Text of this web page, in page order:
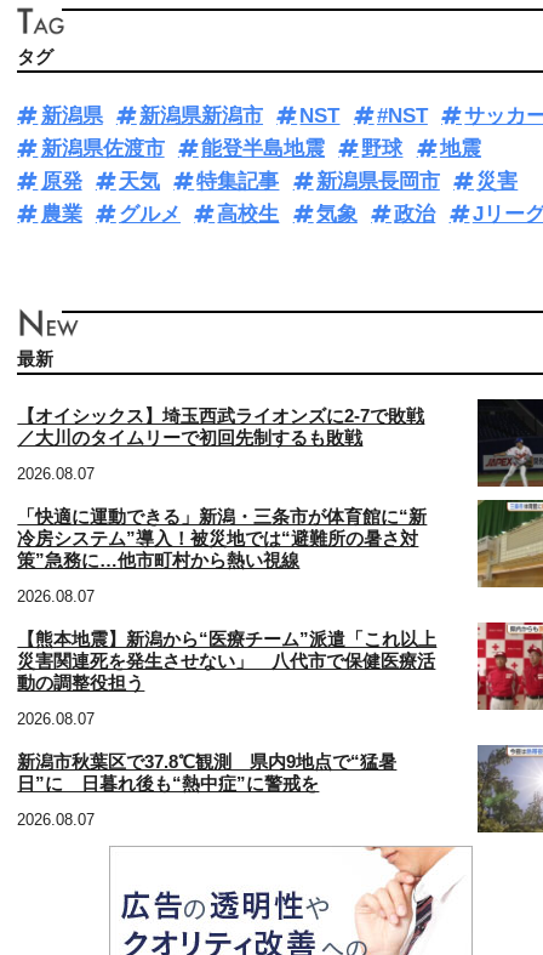
タグ
新潟県 新潟県新潟市 NST #NST
サッカ
新潟県佐渡市
能登半島地震 野球
地震
原発
天気 特集記事 新潟県長岡市
災害
農業
グルメ 高校生 気象 政治 Jリー
最新
【オイシックス】埼玉西武ライオンズに2-7で敗戦
／大川のタイムリーで初回先制するも敗戦
2026.08.07
「快適に運動できる」新潟・三条市が体育館に“新
冷房システム”導入！被災地では“避難所の暑さ対
策”急務に…他市町村から熱い視線
2026.08.07
【熊本地震】新潟から“医療チーム”派遣「これ以上
災害関連死を発生させない」 八代市で保健医療活
動の調整役担う
2026.08.07
新潟市秋葉区で37.8℃観測 県内9地点で“猛暑
日”に 日暮れ後も“熱中症”に警戒を
2026.08.07